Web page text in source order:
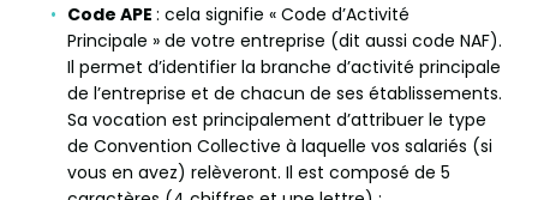
Code APE : cela signifie « Code d’Activité
Principale » de votre entreprise (dit aussi code NAF).
Il permet d’identifier la branche d’activité principale
de l’entreprise et de chacun de ses établissements.
Sa vocation est principalement d’attribuer le type
de Convention Collective à laquelle vos salariés (si
vous en avez) relèveront. Il est composé de 5